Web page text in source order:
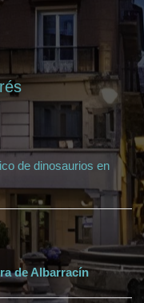
de dinosaurios en
de Albarracín